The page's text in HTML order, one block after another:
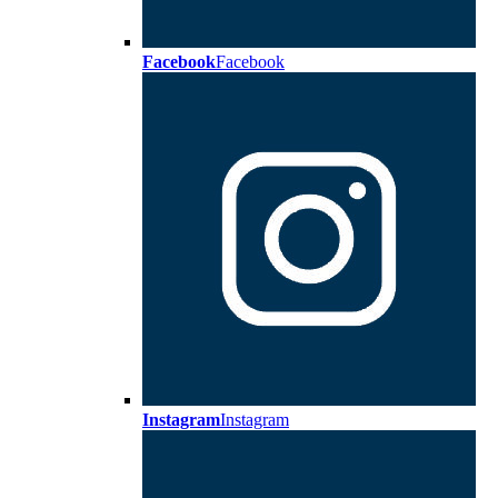
FacebookFacebook
InstagramInstagram